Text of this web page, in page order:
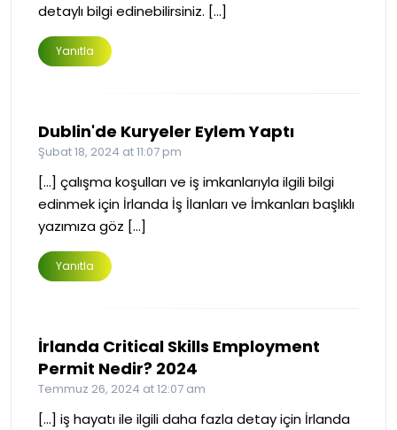
detaylı bilgi edinebilirsiniz. […]
Yanıtla
Dublin'de Kuryeler Eylem Yaptı
Şubat 18, 2024 at 11:07 pm
[…] çalışma koşulları ve iş imkanlarıyla ilgili bilgi
edinmek için İrlanda İş İlanları ve İmkanları başlıklı
yazımıza göz […]
Yanıtla
İrlanda Critical Skills Employment
Permit Nedir? 2024
Temmuz 26, 2024 at 12:07 am
[…] iş hayatı ile ilgili daha fazla detay için İrlanda